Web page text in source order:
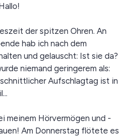
der spitzen Ohren. An
hab ich nach dem
und gelauscht: Ist sie da?
niemand geringerem als:
Aufschlagtag ist in
meinem Hörvermögen und -
Am Donnerstag flötete es